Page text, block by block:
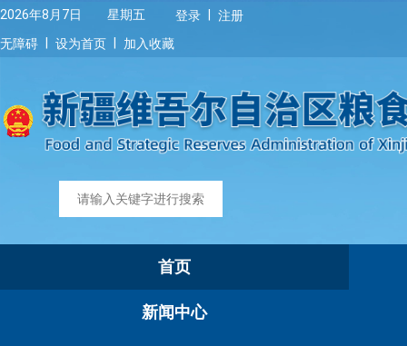
2026年8月7日 星期五 登录
注册
无障碍
设为首页 加入收藏
首页
新闻中心